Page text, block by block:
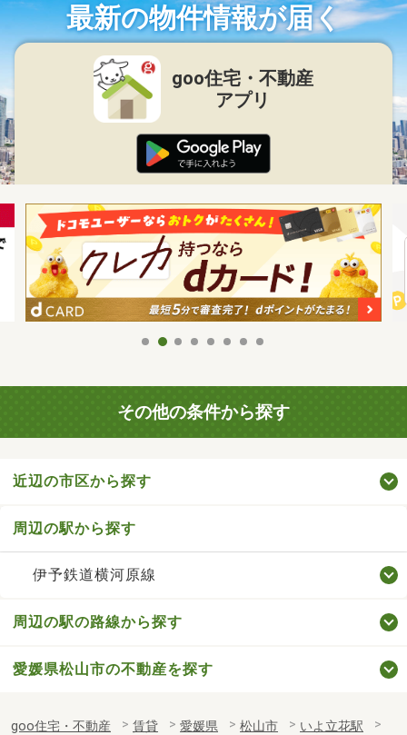
最新の物件情報が届く
goo住宅・不動産
アプリ
その他の条件から探す
近辺の市区から探す
周辺の駅から探す
伊予鉄道横河原線
周辺の駅の路線から探す
愛媛県松山市の不動産を探す
goo住宅・不動産 賃貸 愛媛県 松山市
いよ立花駅